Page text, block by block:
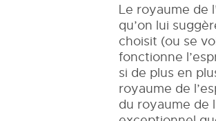
Le royaume de
qu’on lui
choisit (ou se
fonctionne
si de plus en
royaume de
du royaume de